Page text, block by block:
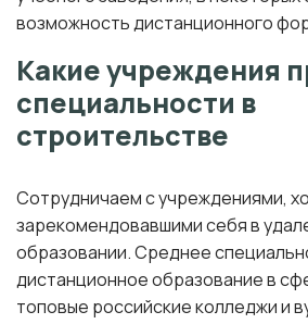
возможность дистанционного
Какие учреждения
специальности в
строительстве
Сотрудничаем с учреждениями,
зарекомендовавшими себя в
образовании. Среднее
дистанционное образование в
топовые российские колледжи и